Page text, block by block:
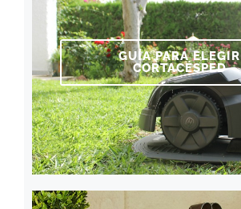
GUÍA PARA ELEGIR
CORTACÉSPED